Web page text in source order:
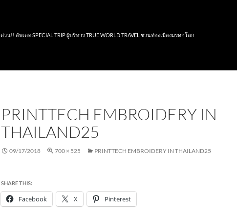
ด่วน!! อัพเดท SPECIAL TRIP ผู้บริหาร TRUE WORLD TRAVEL ชวนท่องเมืองมรดกโลก
PRINTTECH EMBROIDERY IN
THAILAND25
09/17/2018 700 × 525 PRINTTECH EMBROIDERY IN THAILAND25
SHARE THIS:
Facebook X Pinterest